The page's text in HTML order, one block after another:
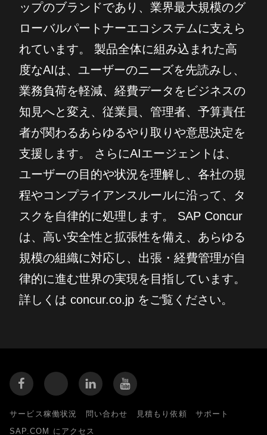
ップのブランドであり、業界最大規模のグ
ローバルパートナーエコシステムに支えら
れています。 製品全体に組み込まれた高
度なAIは、ユーザーのニーズを先読みし、
業務負荷を軽減、経費データをビジネスの
知見へと変え、従業員、管理者、予算責任
者が関わるあらゆるやり取りや意思決定を
支援します。 さらにAIエージェントは、
ユーザーの目的や状況を理解し、各社の規
程やコンプライアンスルールに沿って、タ
スクを自律的に処理します。 SAP Concur
は、高い安全性と拡張性を備え、あらゆる
規模の組織に対応し、出張・経費管理が自
律的に進む世界の実現を目指しています。
詳しくは concur.co.jp をご覧ください。
サービス稼働状況 問い合わせ 見積もり依頼
サポート
SAP.COM にアクセス